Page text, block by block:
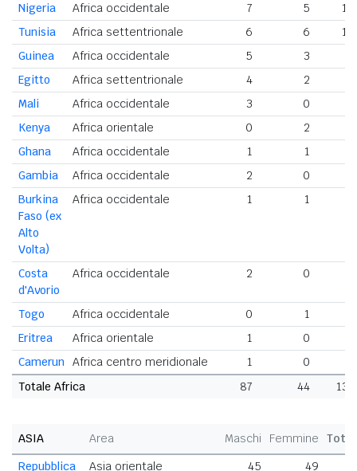
Nigeria
Africa occidentale 7 5
12
Tunisia
Africa settentrionale 6 6
12
Guinea
Africa occidentale 5 3
Egitto
Africa settentrionale 4 2
Mali
Africa occidentale 3 0
Kenya
Africa orientale 0 2
Ghana
Africa occidentale 1 1
Gambia
Africa occidentale 2 0
Burkina
Faso (ex
Alto
Volta)
Africa occidentale 1 1
Costa
d'Avorio
Africa occidentale 2 0
Togo Africa occidentale 0 1
Eritrea
Africa orientale 1 0
Camerun Africa centro meridionale 1 0
Totale Africa
87 44 131
ASIA Area Maschi Femmine
Repubblica
Asia orientale 45 49